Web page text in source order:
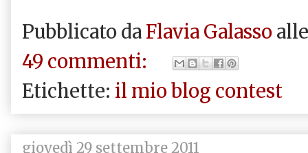
Pubblicato da Flavia Galasso
49 commenti:
Etichette: il mio blog contest
giovedì 29 settembre 2011